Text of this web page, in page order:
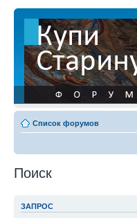
Список форумов
Поиск
ЗАПРОС